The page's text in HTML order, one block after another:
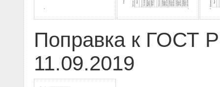
Поправка к ГОСТ
11.09.2019